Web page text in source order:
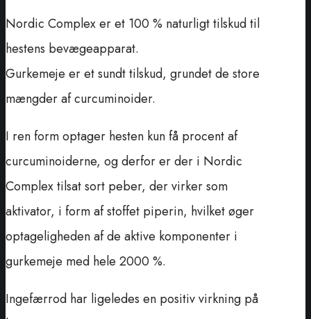
Nordic Complex er et 100 % naturligt tilskud til
hestens bevægeapparat.
Gurkemeje er et sundt tilskud, grundet de store
mængder af curcuminoider.
I ren form optager hesten kun få procent af
curcuminoiderne, og derfor er der i Nordic
Complex tilsat sort peber, der virker som
aktivator, i form af stoffet piperin, hvilket øger
optageligheden af de aktive komponenter i
gurkemeje med hele 2000 %.
Ingefærrod har ligeledes en positiv virkning på